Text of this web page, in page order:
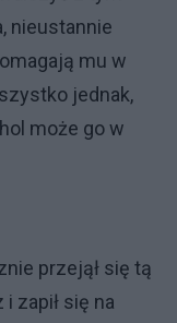
nieustannie
mu w
jednak,
może go w
przejął się tą
zapił się na